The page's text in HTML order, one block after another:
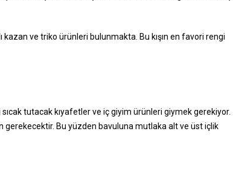
kazan ve triko ürünleri bulunmakta. Bu kışın en favori rengi
tutacak kıyafetler ve iç giyim ürünleri giymek gerekiyor.
Bu yüzden bavuluna mutlaka alt ve üst içlik